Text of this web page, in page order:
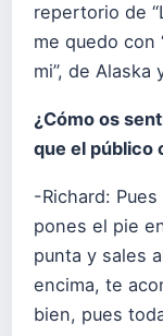
repertorio de
me quedo con
mi”, de Alaska
¿Cómo os
que el público
-Richard:
pones el pie
punta y sales
encima, te
bien, pues